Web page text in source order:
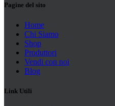
Pagine del sito
Home
Chi Siamo
Shop
Produttori
Vendi con noi
Blog
Link Utili